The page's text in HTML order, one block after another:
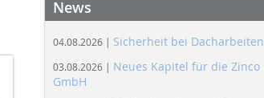
News
04.08.2026 | Sicherheit bei Dacharbeiten
03.08.2026 | Neues Kapitel für die Zinco
GmbH